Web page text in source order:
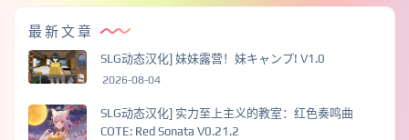
最新文章
SLG动态汉化] 妹妹露营！妹キャンプ! V1.0
2026-08-04
SLG动态汉化] 实力至上主义的教室：红色奏鸣曲
COTE: Red Sonata V0.21.2